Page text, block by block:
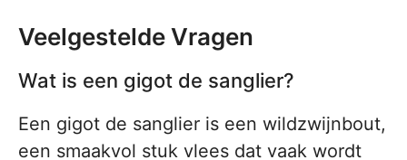
Veelgestelde Vragen
Wat is een gigot de sanglier?
Een gigot de sanglier is een wildzwijnbout,
een smaakvol stuk vlees dat vaak wordt